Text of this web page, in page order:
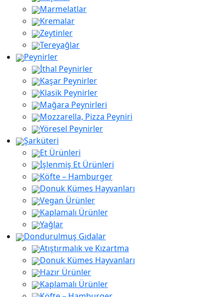
Marmelatlar
Kremalar
Zeytinler
Tereyağlar
Peynirler
İthal Peynirler
Kaşar Peynirler
Klasik Peynirler
Mağara Peynirleri
Mozzarella, Pizza Peyniri
Yöresel Peynirler
Şarküteri
Et Ürünleri
İşlenmiş Et Ürünleri
Köfte – Hamburger
Donuk Kümes Hayvanları
Vegan Ürünler
Kaplamalı Ürünler
Yağlar
Dondurulmuş Gıdalar
Atıştırmalık ve Kızartma
Donuk Kümes Hayvanları
Hazır Ürünler
Kaplamalı Ürünler